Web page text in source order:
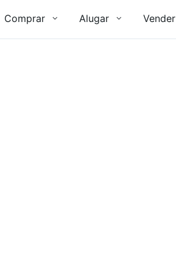
Comprar Alugar Vender